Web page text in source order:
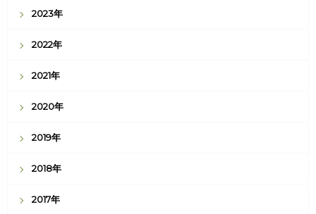
2023年
2022年
2021年
2020年
2019年
2018年
2017年